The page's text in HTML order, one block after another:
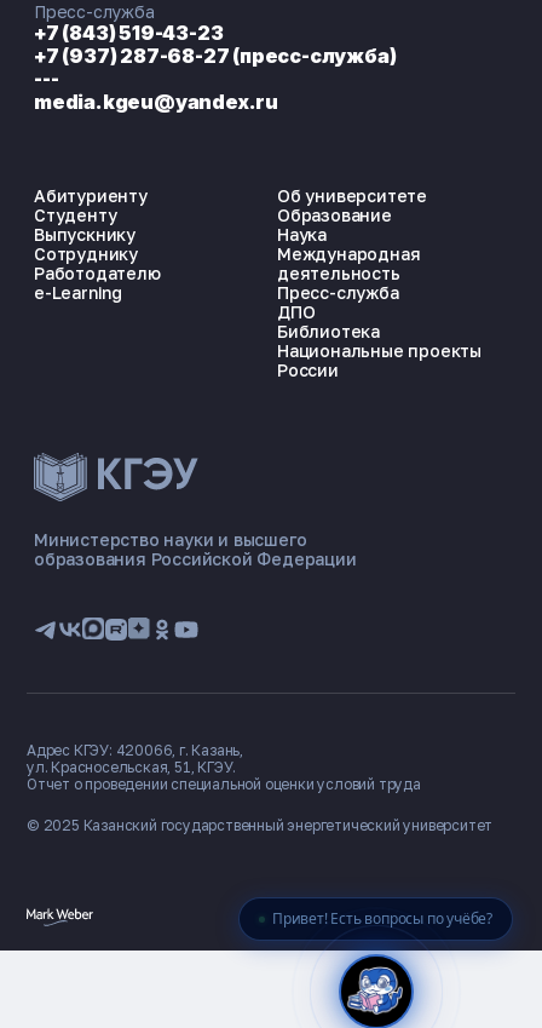
Привет! Есть вопросы по учёбе?
ЭНЕРГОКОД — ПОМОЩНИК КГЭУ
📋 Приёмная комиссия
🏠 Общежитие
Министерство науки и высшего
образования Российской Федерации
Абитуриенту
Студенту
Выпускнику
Сотруднику
Работодателю
e-Learning
Об университете
Образование
Наука
Международная
деятельность
Пресс-служба
ДПО
Библиотека
Национальные проекты
России
Пресс-служба
+7 (843) 519-43-23
+7 (937) 287-68-27 (пресс-служба)
---
media.kgeu@yandex.ru
© 2025 Казанский государственный энергетический университет
Адрес КГЭУ: 420066, г. Казань,
ул. Красносельская, 51, КГЭУ.
Отчет о проведении специальной оценки условий труда